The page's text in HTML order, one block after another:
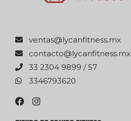
xm.ssentifnacyl@satnev
xm.ssentifnacyl@otcatnoc
75 / 9989 4032 33
0263976433